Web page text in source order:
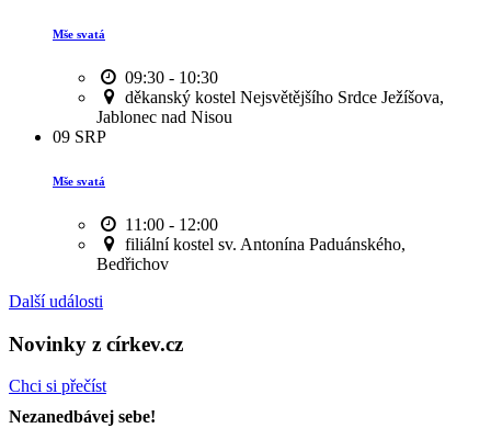
Mše svatá
09:30 - 10:30
děkanský kostel Nejsvětějšího Srdce Ježíšova,
Jablonec nad Nisou
09 SRP
Mše svatá
11:00 - 12:00
filiální kostel sv. Antonína Paduánského,
Bedřichov
Další události
Novinky z církev.cz
Chci si přečíst
Nezanedbávej sebe!